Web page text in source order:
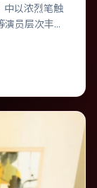
中以浓烈笔触
演员层次丰
逐步推向不
力。